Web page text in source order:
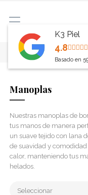
Inicio
Manoplas
Nuestras manoplas de
tus manos de manera
un suave tejido con lana
de suavidad y
calor, manteniendo tus
helados.
Seleccionar
K3 Piel
4.8
Basado en